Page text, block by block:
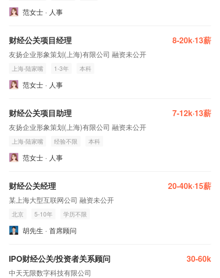
范女士 · 人事
财经公关项目经理 8-20k·13薪
友扬企业形象策划(上海)有限公司 融资未公开
上海-陆家嘴 1-3年 本科
范女士 · 人事
财经公关项目助理 7-12k·13薪
友扬企业形象策划(上海)有限公司 融资未公开
上海-陆家嘴 经验不限 本科
范女士 · 人事
财经公关经理 20-40k·15薪
某上海大型互联网公司 融资未公开
北京 5-10年 学历不限
胡先生 · 首席顾问
IPO财经公关/投资者关系顾问 30-60k
中天无限数字科技有限公司